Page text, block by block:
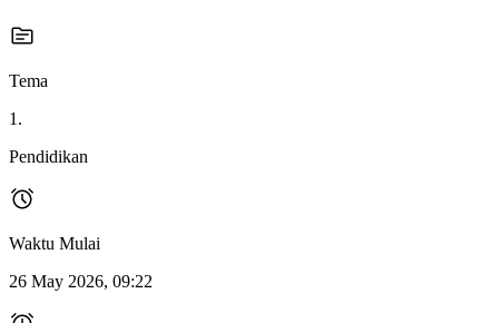
Tema
1.
Pendidikan
Waktu Mulai
26 May 2026, 09:22